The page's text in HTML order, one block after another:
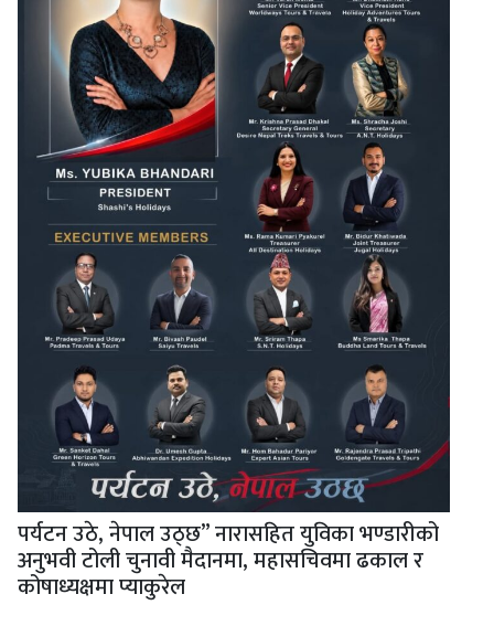
पर्यटन उठे, नेपाल उठ्छ” नारासहित युविका भण्डारीको
अनुभवी टोली चुनावी मैदानमा, महासचिवमा ढकाल र
कोषाध्यक्षमा प्याकुरेल